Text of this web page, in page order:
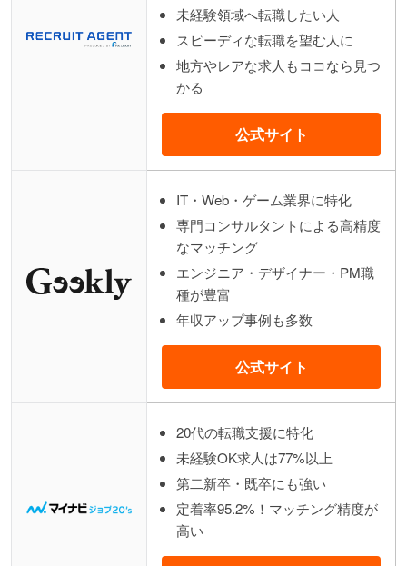
未経験領域へ転職したい人
スピーディな転職を望む人に
地方やレアな求人もココなら見つ
かる
公式サイト
IT・Web・ゲーム業界に特化
専門コンサルタントによる高精度
なマッチング
エンジニア・デザイナー・PM職
種が豊富
年収アップ事例も多数
公式サイト
20代の転職支援に特化
未経験OK求人は77%以上
第二新卒・既卒にも強い
定着率95.2%！マッチング精度が
高い